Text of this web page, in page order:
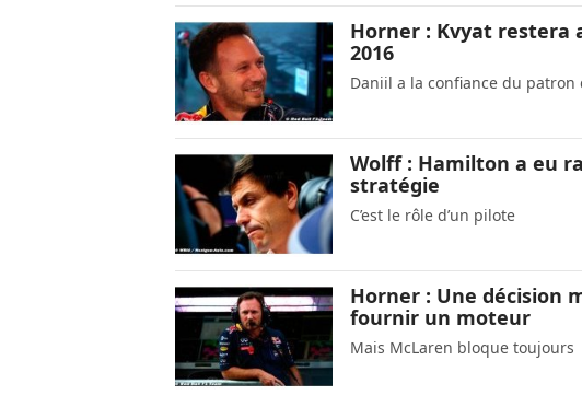
Horner : Kvyat restera
2016
Daniil a la confiance du patron
Wolff : Hamilton a eu
stratégie
C’est le rôle d’un pilote
Horner : Une décision
fournir un moteur
Mais McLaren bloque toujours